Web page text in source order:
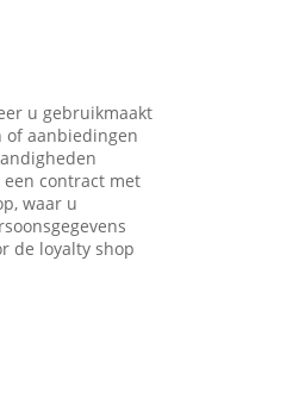
u gebruikmaakt
of aanbiedingen
contract met
waar u
de loyalty shop